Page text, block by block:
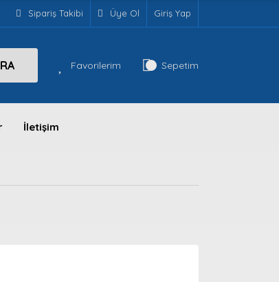
Sipariş Takibi Üye Ol Giriş Yap
Favorilerim Sepetim
İletişim